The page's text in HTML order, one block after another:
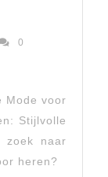
0
Mode voor
Stijlvolle
naar
heren?